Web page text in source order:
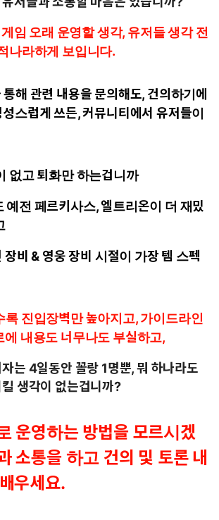
임 오래 운영할 생각, 유저들 생각 전
나라하게 보입니다.
해 관련 내용을 문의해도, 건의하기에
스럽게 쓰든, 커뮤니티에서 유저들이
없고 퇴화만 하는겁니까
예전 페르키사스, 엘트리온이 더 재밌
장비 & 영웅 장비 시절이 가장 템 스펙
록 진입장벽만 높아지고, 가이드라인
에 내용도 너무나도 부실하고,
는 4일동안 꼴랑 1명뿐, 뭐 하나라도
생각이 없는겁니까?
운영하는 방법을 모르시겠
소통을 하고 건의 및 토론 내
우세요.